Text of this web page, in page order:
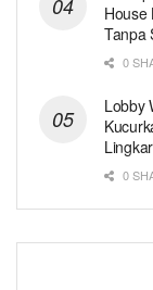
House
Tanpa
0
Lobby
0